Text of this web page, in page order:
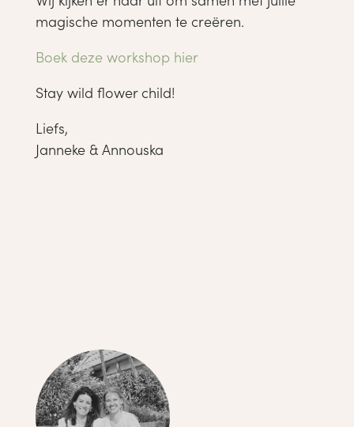
magische momenten te creëren.
Boek deze workshop hier
Stay wild flower child!
Liefs,
Janneke & Annouska